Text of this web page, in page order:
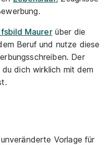
Maurerüber die
Beruf und nutze diese
Der
dich wirklich mit dem
Vorlage für